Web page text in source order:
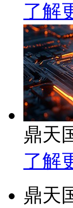
了解
鼎天
了解
鼎天